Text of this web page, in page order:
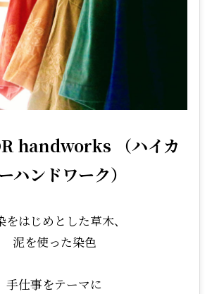
handworks （ハイカ
ハンドワーク）
をはじめとした草木、
泥を使った染色
手仕事をテーマに